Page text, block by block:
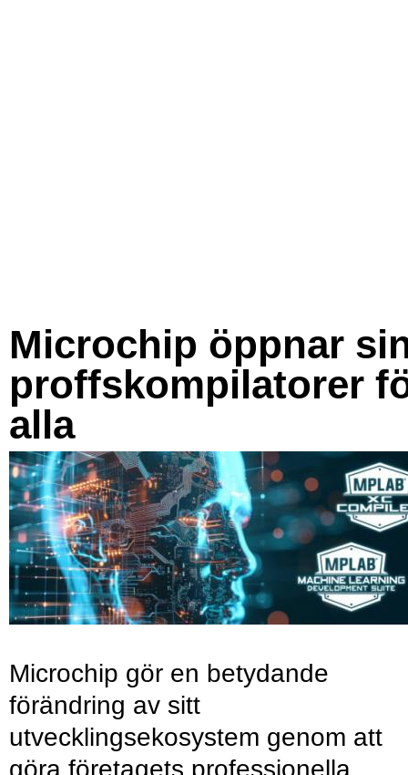
Microchip öppnar
proffskompilatorer
alla
Microchip gör en betydande
förändring av sitt
utvecklingsekosystem genom att